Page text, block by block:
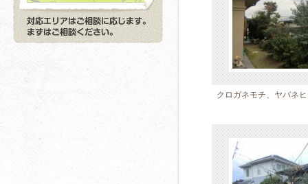
クロガネモチ、ヤバネ